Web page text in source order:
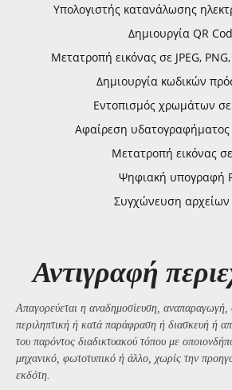
Υπολογιστής κατανάλωσης
Δημιουργία QR
Μετατροπή εικόνας σε JPEG,
Δημιουργία κωδικών
Εντοπισμός χρωμάτων σε
Αφαίρεση υδατογραφήματος
Μετατροπή εικόνας
Ψηφιακή υπογραφή
Συγχώνευση αρχείων
Αντιγραφή
Απαγορεύεται η αναδημοσίευση, αναπαραγωγή,
περιληπτική ή κατά παράφραση ή διασκευή ή
του παρόντος διαδικτυακού τόπου με
μηχανικό, φωτοτυπικό ή άλλο, χωρίς την
εκδότη.